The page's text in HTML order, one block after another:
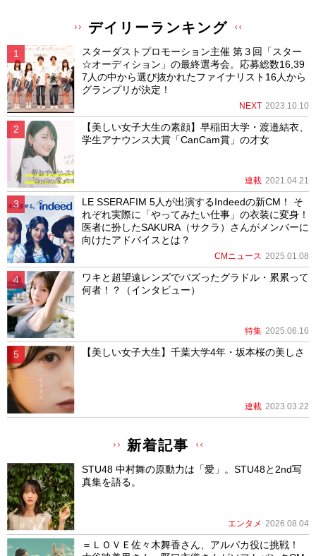
デイリーランキング
スターダストプロモーション主催 第３回「スター
☆オーディション」の最終選考会。応募総数16,39
7人の中から選び抜かれたファイナリスト16人から
グランプリが決定！
NEXT 2023.10.10
【美しい女子大生の素顔】早稲田大学・渡邉結衣、
学生アナウンス大賞「CanCam賞」の才女
連載 2021.04.21
LE SSERAFIM 5人が出演するIndeedの新CM！ そ
れぞれ実際に「やってみたい仕事」の衣装に変身！
医者に扮したSAKURA（サクラ）さんがメンバーに
向けたアドバイスとは？
CMニュース 2025.01.08
ワキと超望遠レンズでバズったグラドル・累累って
何者！？（インタビュー）
特集 2025.06.16
【美しい女子大生】千葉大学4年・坂本桜の美しさ
連載 2023.03.22
新着記事
STU48 中村舞の原動力は「愛」。STU48と2nd写
真集を語る。
エンタメ 2026.08.04
＝ＬＯＶＥ佐々木舞香さん、アルパカ役に挑戦！